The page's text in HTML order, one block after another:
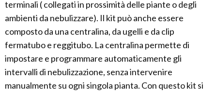
terminali ( collegati in prossimità delle piante o degli
ambienti da nebulizzare). Il kit può anche essere
composto da una centralina, da ugelli e da clip
fermatubo e reggitubo. La centralina permette di
impostare e programmare automaticamente gli
intervalli di nebulizzazione, senza intervenire
manualmente su ogni singola pianta. Con questo kit si